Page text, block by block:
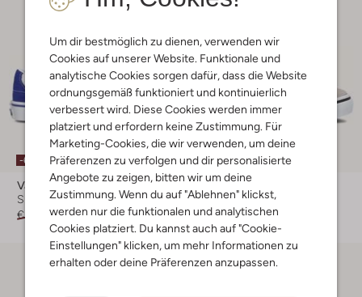
Um dir bestmöglich zu dienen, verwenden wir
Cookies auf unserer Website. Funktionale und
analytische Cookies sorgen dafür, dass die Website
ordnungsgemäß funktioniert und kontinuierlich
verbessert wird. Diese Cookies werden immer
platziert und erfordern keine Zustimmung. Für
Marketing-Cookies, die wir verwenden, um deine
Präferenzen zu verfolgen und dir personalisierte
Angebote zu zeigen, bitten wir um deine
Zustimmung. Wenn du auf "Ablehnen" klickst,
werden nur die funktionalen und analytischen
Cookies platziert. Du kannst auch auf "Cookie-
Einstellungen" klicken, um mehr Informationen zu
erhalten oder deine Präferenzen anzupassen.
-60%
Vans
Sneaker Low
€ 54,95 € 21,99
-20%
Vans
Sneaker Low
€ 44,99 € 35,99